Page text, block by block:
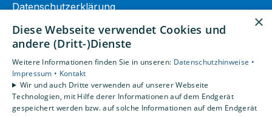
Datenschutzerklärung
Unsere Bereiche
Privatkunden
Gewerbekunden
Karriere
Unternehmen
×
Diese Webseite verwendet Cookies und
andere (Dritt-)Dienste
Weitere Informationen finden Sie in unseren: Datenschutzhinweise •
Impressum • Kontakt
Wir und auch Dritte verwenden auf unserer Webseite
Technologien, mit Hilfe derer Informationen auf dem Endgerät
gespeichert werden bzw. auf solche Informationen auf dem Endgerät